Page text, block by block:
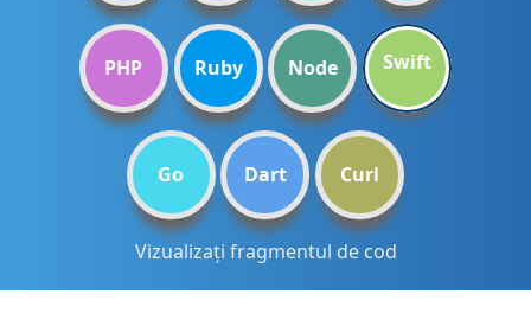
PHP Ruby Node Swift
Go Dart Curl
Vizualizați fragmentul de cod